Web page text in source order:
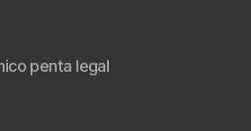
penta legal